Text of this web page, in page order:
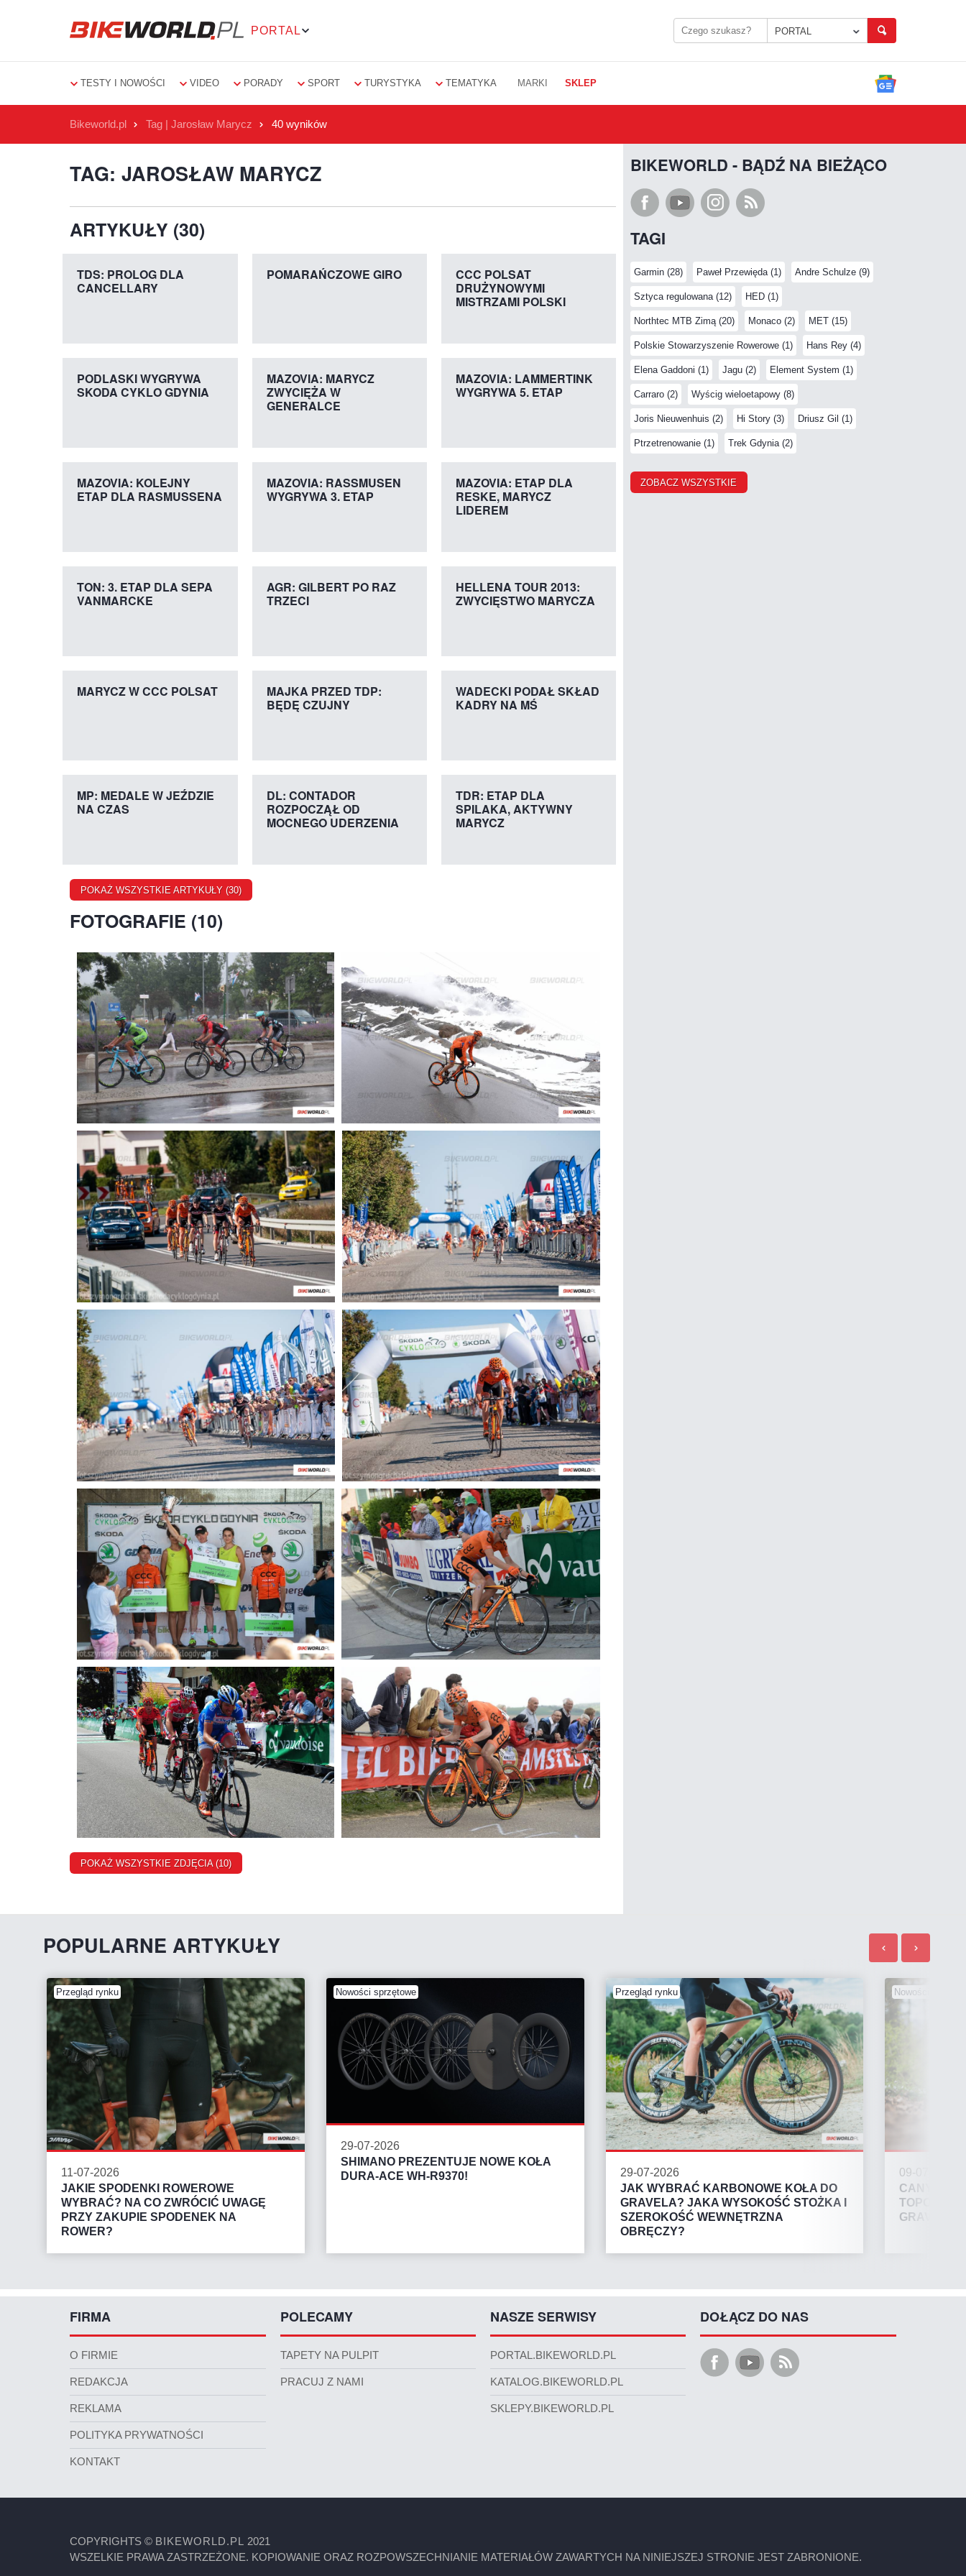
PORTAL PORTAL
TESTY I NOWOŚCI VIDEO PORADY SPORT TURYSTYKA TEMATYKA MARKI SKLEP
Bikeworld.pl Tag | Jarosław Marycz 40 wyników
TAG: JAROSŁAW MARYCZ
ARTYKUŁY (30)
TDS: PROLOG DLA
CANCELLARY
POMARAŃCZOWE GIRO
CCC POLSAT
DRUŻYNOWYMI
MISTRZAMI POLSKI
PODLASKI WYGRYWA
SKODA CYKLO GDYNIA
MAZOVIA: MARYCZ
ZWYCIĘŻA W
GENERALCE
MAZOVIA: LAMMERTINK
WYGRYWA 5. ETAP
MAZOVIA: KOLEJNY
ETAP DLA RASMUSSENA
MAZOVIA: RASSMUSEN
WYGRYWA 3. ETAP
MAZOVIA: ETAP DLA
RESKE, MARYCZ
LIDEREM
TON: 3. ETAP DLA SEPA
VANMARCKE
AGR: GILBERT PO RAZ
TRZECI
HELLENA TOUR 2013:
ZWYCIĘSTWO MARYCZA
MARYCZ W CCC POLSAT
MAJKA PRZED TDP:
BĘDĘ CZUJNY
WADECKI PODAŁ SKŁAD
KADRY NA MŚ
MP: MEDALE W JEŹDZIE
NA CZAS
DL: CONTADOR
ROZPOCZĄŁ OD
MOCNEGO UDERZENIA
TDR: ETAP DLA
SPILAKA, AKTYWNY
MARYCZ
POKAŻ WSZYSTKIE ARTYKUŁY (30)
FOTOGRAFIE (10)
POKAŻ WSZYSTKIE ZDJĘCIA (10)
BIKEWORLD - BĄDŹ NA BIEŻĄCO
TAGI
Garmin (28) Paweł Przewięda (1) Andre Schulze (9)
Sztyca regulowana (12) HED (1)
Northtec MTB Zimą (20) Monaco (2) MET (15)
Polskie Stowarzyszenie Rowerowe (1) Hans Rey (4)
Elena Gaddoni (1) Jagu (2) Element System (1)
Carraro (2) Wyścig wieloetapowy (8)
Joris Nieuwenhuis (2) Hi Story (3) Driusz Gil (1)
Ptrzetrenowanie (1) Trek Gdynia (2)
ZOBACZ WSZYSTKIE
POPULARNE ARTYKUŁY
Przegląd rynku
11-07-2026
JAKIE SPODENKI ROWEROWE
WYBRAĆ? NA CO ZWRÓCIĆ UWAGĘ
PRZY ZAKUPIE SPODENEK NA
ROWER?
Nowości sprzętowe
29-07-2026
SHIMANO PREZENTUJE NOWE KOŁA
DURA-ACE WH-R9370!
Przegląd rynku
29-07-2026
JAK WYBRAĆ KARBONOWE KOŁA DO
GRAVELA? JAKA WYSOKOŚĆ STOŻKA I
SZEROKOŚĆ WEWNĘTRZNA
OBRĘCZY?
Nowości
09-07-2026
CANYON
TOPOWE
GRAVEL!
FIRMA
O FIRMIE
REDAKCJA
REKLAMA
POLITYKA PRYWATNOŚCI
KONTAKT
POLECAMY
TAPETY NA PULPIT
PRACUJ Z NAMI
NASZE SERWISY
PORTAL.BIKEWORLD.PL
KATALOG.BIKEWORLD.PL
SKLEPY.BIKEWORLD.PL
DOŁĄCZ DO NAS
COPYRIGHTS © BIKEWORLD.PL 2021
WSZELKIE PRAWA ZASTRZEŻONE. KOPIOWANIE ORAZ ROZPOWSZECHNIANIE MATERIAŁÓW ZAWARTYCH NA NINIEJSZEJ STRONIE JEST ZABRONIONE.